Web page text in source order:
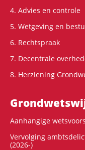
4. Advies en controle
5. Wetgeving en
6. Rechtspraak
7. Decentrale
8. Herziening
Aanhangige
Vervolging
(2026-)